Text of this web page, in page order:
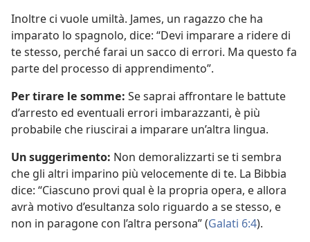
Inoltre ci vuole umiltà. James, un ragazzo che ha
imparato lo spagnolo, dice: “Devi imparare a ridere di
te stesso, perché farai un sacco di errori. Ma questo fa
parte del processo di apprendimento”.
Per tirare le somme: Se saprai affrontare le battute
d’arresto ed eventuali errori imbarazzanti, è più
probabile che riuscirai a imparare un’altra lingua.
Un suggerimento: Non demoralizzarti se ti sembra
che gli altri imparino più velocemente di te. La Bibbia
dice: “Ciascuno provi qual è la propria opera, e allora
avrà motivo d’esultanza solo riguardo a se stesso, e
non in paragone con l’altra persona” (Galati 6:4).